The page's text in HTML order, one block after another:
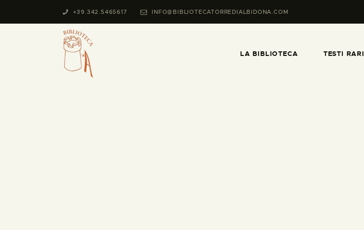
+39.342.5465617 INFO@BIBLIOTECATORREDIALBIDONA.COM
LA BIBLIOTECA TESTI RARI
HOME PAGE